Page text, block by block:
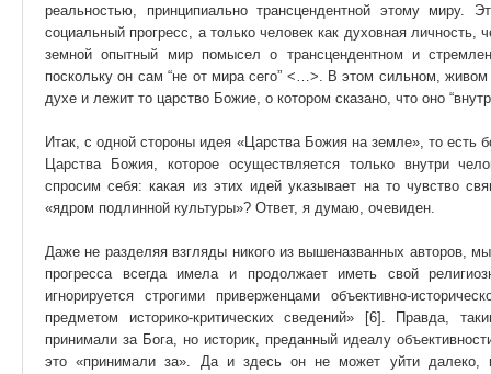
реальностью, принципиально трансцендентной этому
социальный прогресс, а только человек как духовная
земной опытный мир помысел о трансцендентном и
поскольку он сам “не от мира сего” <…>. В этом сильном,
духе и лежит то царство Божие, о котором сказано, что оно
Итак, с одной стороны идея «Царства Божия на земле», то есть
Царства Божия, которое осуществляется только внутри
спросим себя: какая из этих идей указывает на то чувство
«ядром подлинной культуры»? Ответ, я думаю, очевиден.
Даже не разделяя взгляды никого из вышеназванных авторов,
прогресса всегда имела и продолжает иметь свой
игнорируется строгими приверженцами объективно-
предметом историко-критических сведений» [6]. Правда,
принимали за Бога, но историк, преданный идеалу
это «принимали за». Да и здесь он не может уйти далеко,